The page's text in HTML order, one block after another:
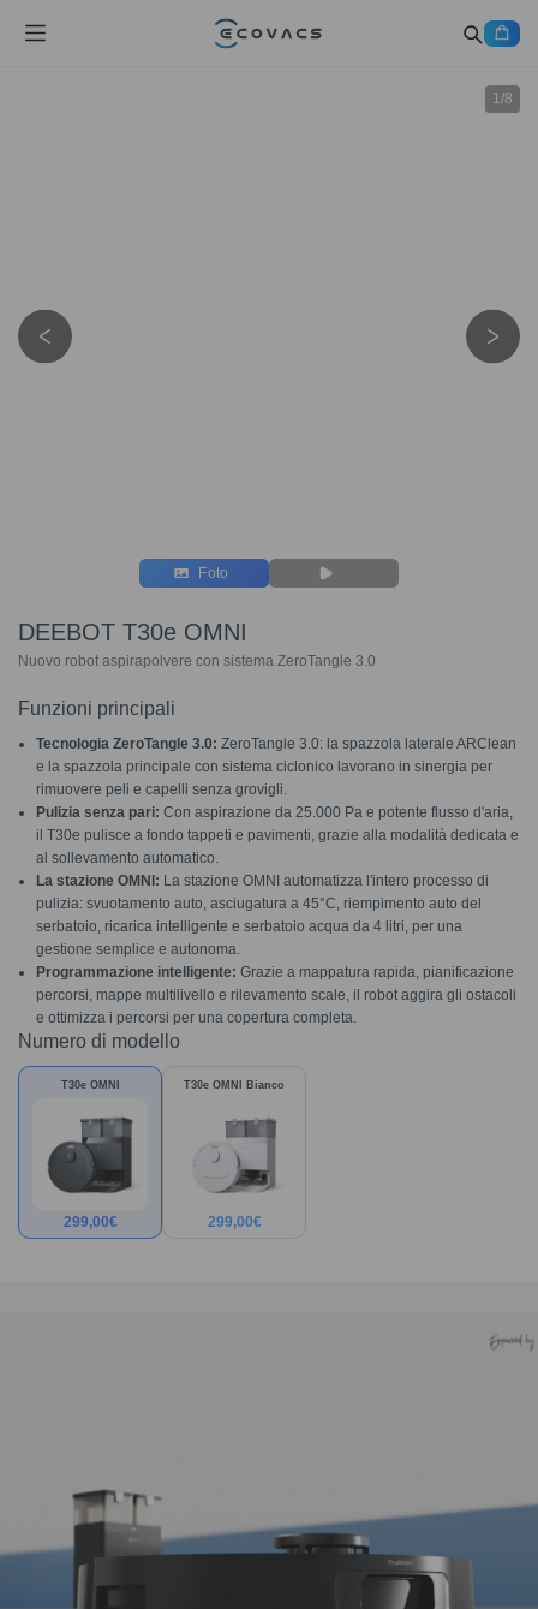
1/8
Foto
DEEBOT T30e OMNI
Nuovo robot aspirapolvere con sistema ZeroTangle 3.0
Funzioni principali
Tecnologia ZeroTangle 3.0: ZeroTangle 3.0: la spazzola laterale ARClean
e la spazzola principale con sistema ciclonico lavorano in sinergia per
rimuovere peli e capelli senza grovigli.
Pulizia senza pari: Con aspirazione da 25.000 Pa e potente flusso d'aria,
il T30e pulisce a fondo tappeti e pavimenti, grazie alla modalità dedicata e
al sollevamento automatico.
La stazione OMNI: La stazione OMNI automatizza l'intero processo di
pulizia: svuotamento auto, asciugatura a 45°C, riempimento auto del
serbatoio, ricarica intelligente e serbatoio acqua da 4 litri, per una
gestione semplice e autonoma.
Programmazione intelligente: Grazie a mappatura rapida, pianificazione
percorsi, mappe multilivello e rilevamento scale, il robot aggira gli ostacoli
e ottimizza i percorsi per una copertura completa.
Numero di modello
T30e OMNI
299,00€
T30e OMNI Bianco
299,00€